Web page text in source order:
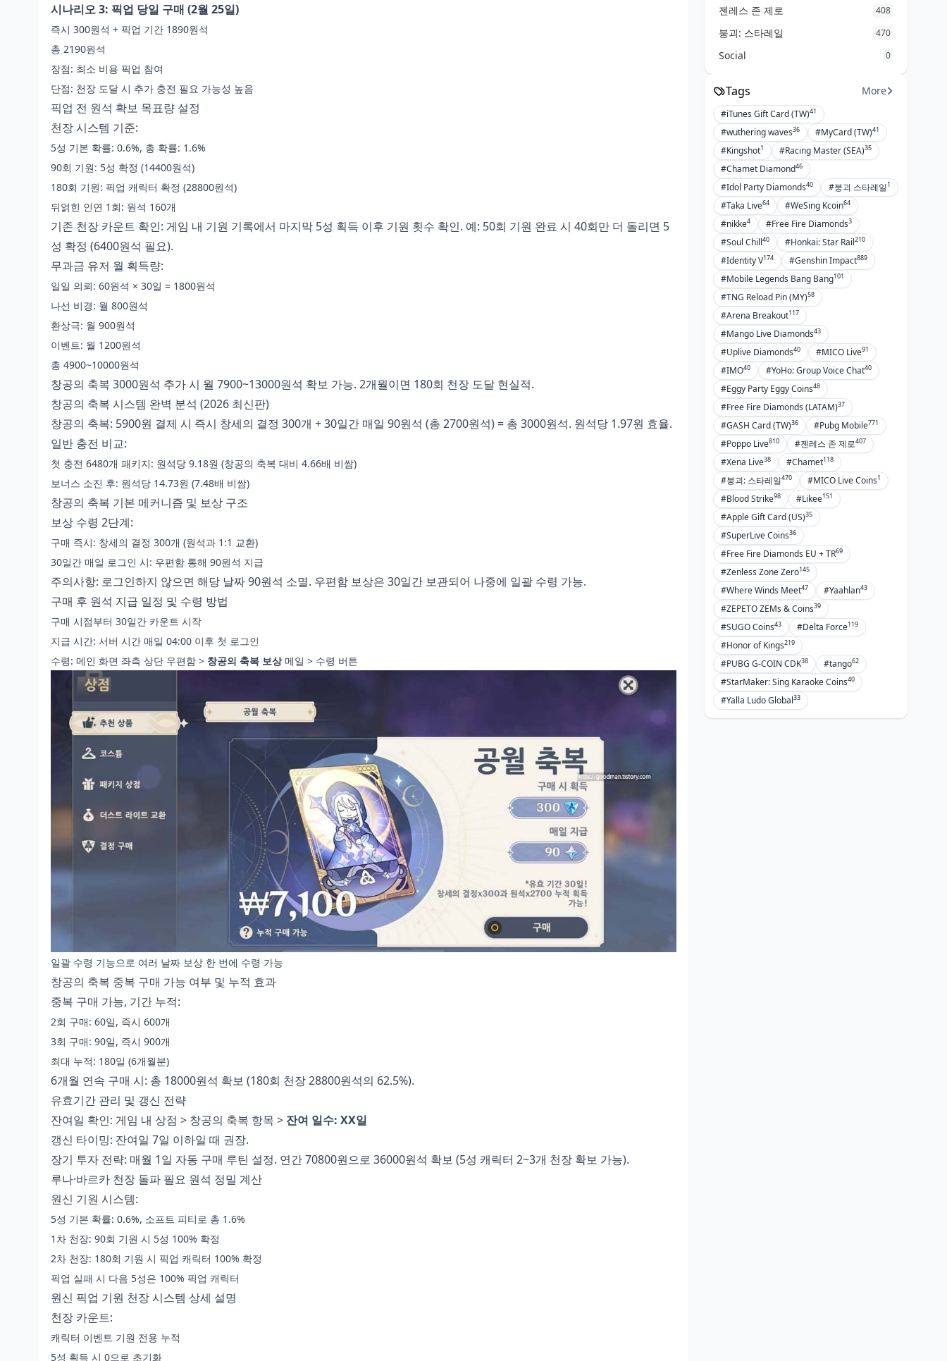
시나리오 3: 픽업 당일 구매 (2월 25일)
즉시 300원석 + 픽업 기간 1890원석
총 2190원석
장점: 최소 비용 픽업 참여
단점: 천장 도달 시 추가 충전 필요 가능성 높음
픽업 전 원석 확보 목표량 설정
천장 시스템 기준:
5성 기본 확률: 0.6%, 총 확률: 1.6%
90회 기원: 5성 확정 (14400원석)
180회 기원: 픽업 캐릭터 확정 (28800원석)
뒤얽힌 인연 1회: 원석 160개
기존 천장 카운트 확인: 게임 내 기원 기록에서 마지막 5성 획득 이후 기원 횟수 확인. 예: 50회 기원 완료 시 40회만 더 돌리면 5
성 확정 (6400원석 필요).
무과금 유저 월 획득량:
일일 의뢰: 60원석 × 30일 = 1800원석
나선 비경: 월 800원석
환상극: 월 900원석
이벤트: 월 1200원석
총 4900~10000원석
창공의 축복 3000원석 추가 시 월 7900~13000원석 확보 가능. 2개월이면 180회 천장 도달 현실적.
창공의 축복 시스템 완벽 분석 (2026 최신판)
창공의 축복: 5900원 결제 시 즉시 창세의 결정 300개 + 30일간 매일 90원석 (총 2700원석) = 총 3000원석. 원석당 1.97원 효율.
일반 충전 비교:
첫 충전 6480개 패키지: 원석당 9.18원 (창공의 축복 대비 4.66배 비쌈)
보너스 소진 후: 원석당 14.73원 (7.48배 비쌈)
창공의 축복 기본 메커니즘 및 보상 구조
보상 수령 2단계:
구매 즉시: 창세의 결정 300개 (원석과 1:1 교환)
30일간 매일 로그인 시: 우편함 통해 90원석 지급
주의사항: 로그인하지 않으면 해당 날짜 90원석 소멸. 우편함 보상은 30일간 보관되어 나중에 일괄 수령 가능.
구매 후 원석 지급 일정 및 수령 방법
구매 시점부터 30일간 카운트 시작
지급 시간: 서버 시간 매일 04:00 이후 첫 로그인
수령: 메인 화면 좌측 상단 우편함 > 창공의 축복 보상메일 > 수령 버튼
일괄 수령 기능으로 여러 날짜 보상 한 번에 수령 가능
창공의 축복 중복 구매 가능 여부 및 누적 효과
중복 구매 가능, 기간 누적:
2회 구매: 60일, 즉시 600개
3회 구매: 90일, 즉시 900개
최대 누적: 180일 (6개월분)
6개월 연속 구매 시: 총 18000원석 확보 (180회 천장 28800원석의 62.5%).
유효기간 관리 및 갱신 전략
잔여일 확인: 게임 내 상점 > 창공의 축복 항목 > 잔여 일수: XX일
갱신 타이밍: 잔여일 7일 이하일 때 권장.
장기 투자 전략: 매월 1일 자동 구매 루틴 설정. 연간 70800원으로 36000원석 확보 (5성 캐릭터 2~3개 천장 확보 가능).
루나·바르카 천장 돌파 필요 원석 정밀 계산
원신 기원 시스템:
5성 기본 확률: 0.6%, 소프트 피티로 총 1.6%
1차 천장: 90회 기원 시 5성 100% 확정
2차 천장: 180회 기원 시 픽업 캐릭터 100% 확정
픽업 실패 시 다음 5성은 100% 픽업 캐릭터
원신 픽업 기원 천장 시스템 상세 설명
천장 카운트:
캐릭터 이벤트 기원 전용 누적
5성 획득 시 0으로 초기화
루트
이벤트 보상 원석 효율적 수집 전략
무과금 유저 2월 25일까지 원석 누적
픽업 실패 대비 원석 손실 최소화 전략
천장 카운트 관리 및 다음 픽업 계획
수립
원석 부족 시 긴급 충전 vs 픽업 포기
판단 기준
장기 픽업 로드맵 작성 방법론
2026년 2월 원신 과금 전략 FAQ
창공의 축복은 픽업 며칠 전에 구매하
는 것이 가장 효율적인가요?
창공의 축복을 중복으로 구매하면 효
과가 누적되나요?
원신 천장 시스템에서 5성 캐릭터 확
보에 필요한 최소 원석은?
창공의 축복 vs 일반 원석 충전, 가성
비 차이는 얼마나 되나요?
무과금 유저가 2월 25일까지 모을 수
있는 원석은 얼마나 되나요?
픽업 기원 천장은 다음 픽업까지 유지
되나요?
젠레스 존 제로 408
붕괴: 스타레일 470
Social 0
Tags More
#iTunes Gift Card (TW)41
#wuthering waves36 #MyCard (TW)41
#Kingshot1 #Racing Master (SEA)35
#Chamet Diamond46
#Idol Party Diamonds40 #붕괴 스타레일1
#Taka Live64 #WeSing Kcoin64
#nikke4 #Free Fire Diamonds3
#Soul Chill40 #Honkai: Star Rail210
#Identity V174 #Genshin Impact889
#Mobile Legends Bang Bang101
#TNG Reload Pin (MY)58
#Arena Breakout117
#Mango Live Diamonds43
#Uplive Diamonds40 #MICO Live91
#IMO40 #YoHo: Group Voice Chat40
#Eggy Party Eggy Coins48
#Free Fire Diamonds (LATAM)37
#GASH Card (TW)36 #Pubg Mobile771
#Poppo Live810 #젠레스 존 제로407
#Xena Live38 #Chamet118
#붕괴: 스타레일470 #MICO Live Coins1
#Blood Strike98 #Likee151
#Apple Gift Card (US)35
#SuperLive Coins36
#Free Fire Diamonds EU + TR69
#Zenless Zone Zero145
#Where Winds Meet47 #Yaahlan43
#ZEPETO ZEMs & Coins39
#SUGO Coins43 #Delta Force119
#Honor of Kings219
#PUBG G-COIN CDK38 #tango62
#StarMaker: Sing Karaoke Coins40
#Yalla Ludo Global33